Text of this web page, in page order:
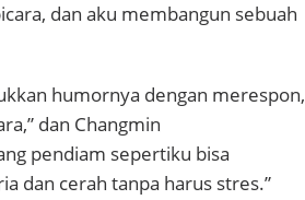
dan aku membangun sebuah
humornya dengan merespon,
dan Changmin
pendiam sepertiku bisa
dan cerah tanpa harus stres.”